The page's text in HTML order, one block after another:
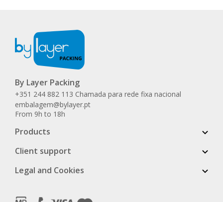
By Layer Packing
+351 244 882 113 Chamada para rede fixa nacional
embalagem@bylayer.pt
From 9h to 18h
Products
Client support
Legal and Cookies